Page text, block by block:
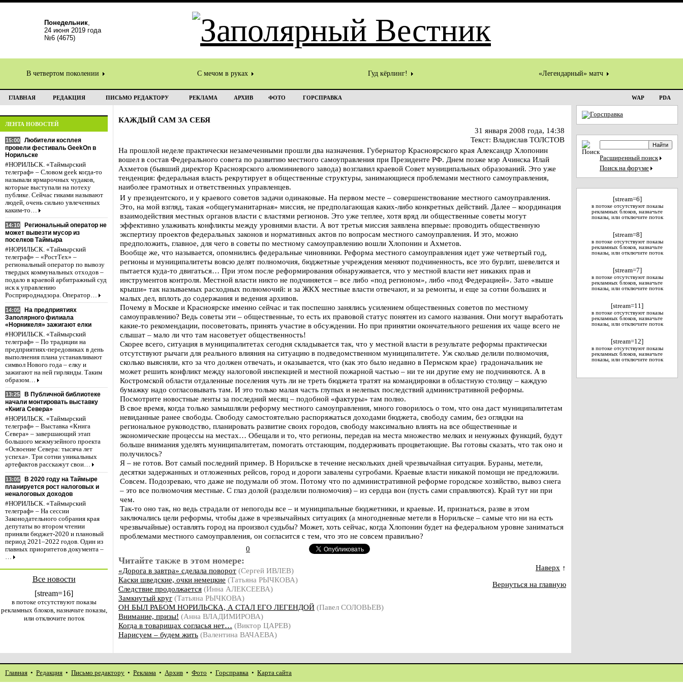
Понедельник,
24 июня 2019 года
№6 (4675)
В четвертом поколении С мечом в руках Гуд кёрлинг! «Легендарный» матч
ГЛАВНАЯ РЕДАКЦИЯ ПИСЬМО РЕДАКТОРУ РЕКЛАМА АРХИВ ФОТО ГОРСПРАВКА WAP PDA
ЛЕНТА НОВОСТЕЙ
15:00
Любители косплея
провели фестиваль GeekOn в
Норильске
#НОРИЛЬСК. «Таймырский
телеграф» – Словом geek когда-то
называли ярмарочных чудаков,
которые выступали на потеху
публике. Сейчас гиками называют
людей, очень сильно увлеченных
каким-то…
14:10
Региональный оператор не
может вывезти мусор из
поселков Таймыра
#НОРИЛЬСК. «Таймырский
телеграф» – «РостТех» –
региональный оператор по вывозу
твердых коммунальных отходов –
подало в краевой арбитражный суд
иск к управлению
Росприроднадзора. Оператор…
14:05
На предприятиях
Заполярного филиала
«Норникеля» зажигают елки
#НОРИЛЬСК. «Таймырский
телеграф» – По традиции на
предприятиях-передовиках в день
выполнения плана устанавливают
символ Нового года – елку и
зажигают на ней гирлянды. Таким
образом…
13:25
В Публичной библиотеке
начали монтировать выставку
«Книга Севера»
#НОРИЛЬСК. «Таймырский
телеграф» – Выставка «Книга
Севера» – завершающий этап
большого межмузейного проекта
«Освоение Севера: тысяча лет
успеха». Три сотни уникальных
артефактов расскажут свои…
13:05
В 2020 году на Таймыре
планируется рост налоговых и
неналоговых доходов
#НОРИЛЬСК. «Таймырский
телеграф» – На сессии
Законодательного собрания края
депутаты во втором чтении
приняли бюджет-2020 и плановый
период 2021–2022 годов. Один из
главных приоритетов документа –
…
Все новости
[stream=16]
в потоке отсутствуют показы
рекламных блоков, назначьте показы,
или отключите поток
КАЖДЫЙ САМ ЗА СЕБЯ
31 января 2008 года, 14:38
Текст: Владислав ТОЛСТОВ
На прошлой неделе практически незамеченными прошли два назначения. Губернатор Красноярского края Александр Хлопонин
вошел в состав Федерального совета по развитию местного самоуправления при Президенте РФ. Днем позже мэр Ачинска Илай
Ахметов (бывший директор Красноярского алюминиевого завода) возглавил краевой Совет муниципальных образований. Это уже
тенденция: федеральная власть рекрутирует в общественные структуры, занимающиеся проблемами местного самоуправления,
наиболее грамотных и ответственных управленцев.
И у президентского, и у краевого советов задачи одинаковые. На первом месте – совершенствование местного самоуправления.
Это, на мой взгляд, такая «общегуманитарная» миссия, не предполагающая каких-либо конкретных действий. Далее – координация
взаимодействия местных органов власти с властями регионов. Это уже теплее, хотя вряд ли общественные советы могут
эффективно улаживать конфликты между уровнями власти. А вот третья миссия заявлена впервые: проводить общественную
экспертизу проектов федеральных законов и нормативных актов по вопросам местного самоуправления. И это, можно
предположить, главное, для чего в советы по местному самоуправлению вошли Хлопонин и Ахметов.
Вообще же, что называется, опомнились федеральные чиновники. Реформа местного самоуправления идет уже четвертый год,
регионы и муниципалитеты вовсю делят полномочия, бюджетные учреждения меняют подчиненность, все это бурлит, шевелится и
пытается куда-то двигаться… При этом после реформирования обнаруживается, что у местной власти нет никаких прав и
инструментов контроля. Местной власти никто не подчиняется – все либо «под регионом», либо «под Федерацией». Зато «выше
крыши» так называемых расходных полномочий: и за ЖКХ местные власти отвечают, и за ремонты, и еще за сотни больших и
малых дел, вплоть до содержания и ведения архивов.
Почему в Москве и Красноярске именно сейчас и так поспешно занялись усилением общественных советов по местному
самоуправлению? Ведь советы эти – общественные, то есть их правовой статус понятен из самого названия. Они могут выработать
какие-то рекомендации, посоветовать, принять участие в обсуждении. Но при принятии окончательного решения их чаще всего не
слышат – мало ли что там насоветует общественность!
Скорее всего, ситуация в муниципалитетах сегодня складывается так, что у местной власти в результате реформы практически
отсутствуют рычаги для реального влияния на ситуацию в подведомственном муниципалитете. Уж сколько делили полномочия,
сколько выясняли, кто за что должен отвечать, и оказывается, что (как это было недавно в Пермском крае) градоначальник не
может решить конфликт между налоговой инспекцией и местной пожарной частью – ни те ни другие ему не подчиняются. А в
Костромской области отдаленные поселения чуть ли не треть бюджета тратят на командировки в областную столицу – каждую
бумажку надо согласовывать там. И это только малая часть глупых и нелепых последствий административной реформы.
Посмотрите новостные ленты за последний месяц – подобной «фактуры» там полно.
В свое время, когда только замышляли реформу местного самоуправления, много говорилось о том, что она даст муниципалитетам
невиданные ранее свободы. Свободу самостоятельно распоряжаться доходами бюджета, свободу самим, без оглядки на
региональное руководство, планировать развитие своих городов, свободу максимально влиять на все общественные и
экономические процессы на местах… Обещали и то, что регионы, передав на места множество мелких и ненужных функций, будут
больше внимания уделять муниципалитетам, помогать отстающим, поддерживать процветающие. Вы готовы сказать, что так оно и
получилось?
Я – не готов. Вот самый последний пример. В Норильске в течение нескольких дней чрезвычайная ситуация. Бураны, метели,
десятки задержанных и отложенных рейсов, город и дороги завалены сугробами. Краевые власти никакой помощи не предложили.
Совсем. Подозреваю, что даже не подумали об этом. Потому что по административной реформе городское хозяйство, вывоз снега
– это все полномочия местные. С глаз долой (разделили полномочия) – из сердца вон (пусть сами справляются). Край тут ни при
чем.
Так-то оно так, но ведь страдали от непогоды все – и муниципальные бюджетники, и краевые. И, признаться, разве в этом
заключались цели реформы, чтобы даже в чрезвычайных ситуациях (а многодневные метели в Норильске – самые что ни на есть
чрезвычайные) оставлять город на произвол судьбы? Может, хоть сейчас, когда Хлопонин будет на федеральном уровне заниматься
проблемами местного самоуправления, он согласится с тем, что это не совсем правильно?
0
Читайте также в этом номере:
«Дорога в завтра» сделала поворот (Сергей ИВЛЕВ)
Каски шведские, очки немецкие (Татьяна РЫЧКОВА)
Следствие продолжается (Инна АЛЕКСЕЕВА)
Замкнутый круг (Татьяна РЫЧКОВА)
ОН БЫЛ РАБОМ НОРИЛЬСКА, А СТАЛ ЕГО ЛЕГЕНДОЙ (Павел СОЛОВЬЕВ)
Внимание, призы! (Анна ВЛАДИМИРОВА)
Когда в товарищах согласья нет… (Виктор ЦАРЕВ)
Нарисуем – будем жить (Валентина ВАЧАЕВА)
Наверх ↑
Вернуться на главную
Расширенный поиск
Поиск на форуме
[stream=6]
в потоке отсутствуют показы
рекламных блоков, назначьте
показы, или отключите поток
[stream=8]
в потоке отсутствуют показы
рекламных блоков, назначьте
показы, или отключите поток
[stream=7]
в потоке отсутствуют показы
рекламных блоков, назначьте
показы, или отключите поток
[stream=11]
в потоке отсутствуют показы
рекламных блоков, назначьте
показы, или отключите поток
[stream=12]
в потоке отсутствуют показы
рекламных блоков, назначьте
показы, или отключите поток
Главная • Редакция • Письмо редактору • Реклама • Архив • Фото • Горсправка • Карта сайта